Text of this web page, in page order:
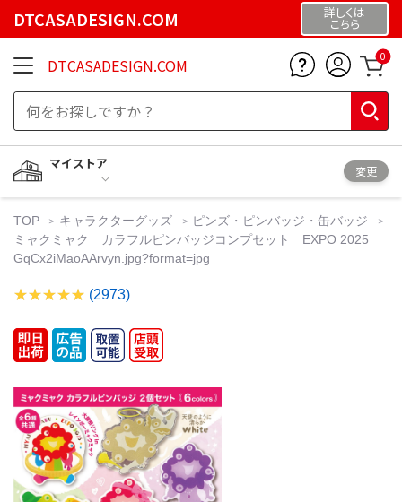
DTCASADESIGN.COM 詳しくは
こちら
DTCASADESIGN.COM 0
マイストア
変更
TOP キャラクターグッズ
ピンズ・ピンバッジ・缶バッジ
ミャクミャク カラフルピンバッジコンプセット EXPO 2025
GqCx2iMaoAArvyn.jpg?format=jpg
(2973)